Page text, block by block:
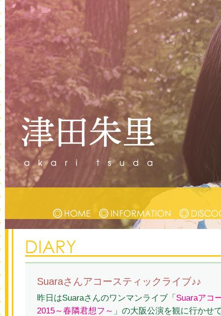
Suaraさんアコースティックライブ♪♪
昨日はSuaraさんのワンマンライブ「 Suaraアコ
2015～春隣君想フ～ 」の大阪公演を観に行かせ